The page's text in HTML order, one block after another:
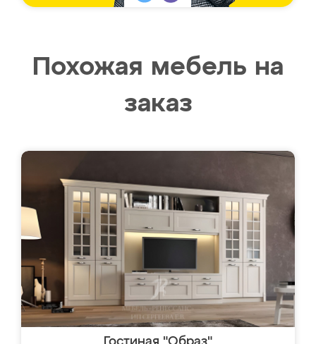
Похожая мебель на
заказ